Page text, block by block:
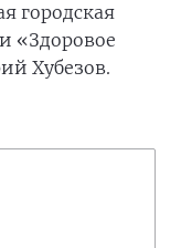
городская
«Здоровое
Хубезов.